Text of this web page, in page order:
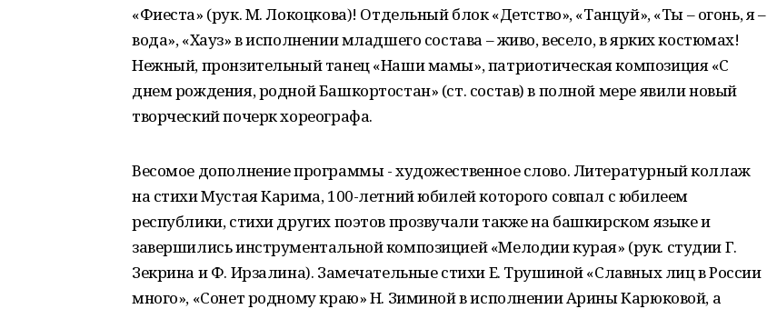
«Фиеста» (рук. М. Локоцкова)! Отдельный блок «Детство», «Танцуй», «Ты – огонь, я –
вода», «Хауз» в исполнении младшего состава – живо, весело, в ярких костюмах!
Нежный, пронзительный танец «Наши мамы», патриотическая композиция «С
днем рождения, родной Башкортостан» (ст. состав) в полной мере явили новый
творческий почерк хореографа.
Весомое дополнение программы - художественное слово. Литературный коллаж
на стихи Мустая Карима, 100-летний юбилей которого совпал с юбилеем
республики, стихи других поэтов прозвучали также на башкирском языке и
завершились инструментальной композицией «Мелодии курая» (рук. студии Г.
Зекрина и Ф. Ирзалина). Замечательные стихи Е. Трушиной «Славных лиц в России
много», «Сонет родному краю» Н. Зиминой в исполнении Арины Карюковой, а